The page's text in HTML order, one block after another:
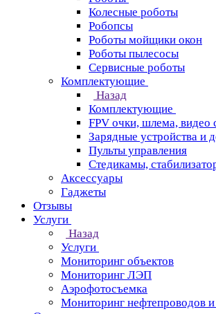
Колесные роботы
Робопсы
Роботы мойщики окон
Роботы пылесосы
Сервисные роботы
Комплектующие
Назад
Комплектующие
FPV очки, шлема, видео
Зарядные устройства и
Пульты управления
Стедикамы,
Аксессуары
Гаджеты
Отзывы
Услуги
Назад
Услуги
Мониторинг объектов
Мониторинг ЛЭП
Аэрофотосъемка
Мониторинг нефтепроводов